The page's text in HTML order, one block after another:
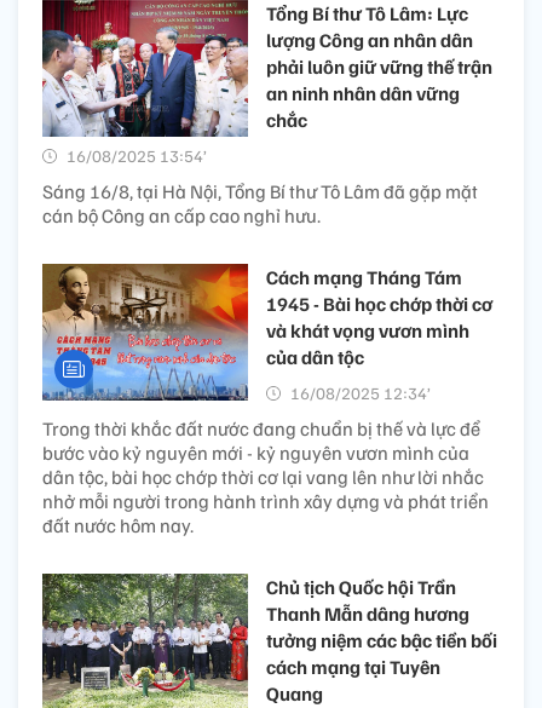
Tổng Bí thư Tô Lâm: Lực
lượng Công an nhân dân
phải luôn giữ vững thế trận
an ninh nhân dân vững
chắc
16/08/2025 13:54’
Sáng 16/8, tại Hà Nội, Tổng Bí thư Tô Lâm đã gặp mặt
cán bộ Công an cấp cao nghỉ hưu.
Cách mạng Tháng Tám
1945 - Bài học chớp thời cơ
và khát vọng vươn mình
của dân tộc
16/08/2025 12:34’
Trong thời khắc đất nước đang chuẩn bị thế và lực để
bước vào kỷ nguyên mới - kỷ nguyên vươn mình của
dân tộc, bài học chớp thời cơ lại vang lên như lời nhắc
nhở mỗi người trong hành trình xây dựng và phát triển
đất nước hôm nay.
Chủ tịch Quốc hội Trần
Thanh Mẫn dâng hương
tưởng niệm các bậc tiền bối
cách mạng tại Tuyên
Quang